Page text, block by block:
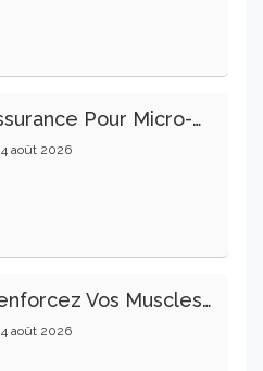
Assurance Pour Micro-Entrepreneur : Les Garanties Essentielles À Connaître
4 août 2026
Renforcez Vos Muscles Profonds Pour Apaiser Votre Mal De Dos
4 août 2026